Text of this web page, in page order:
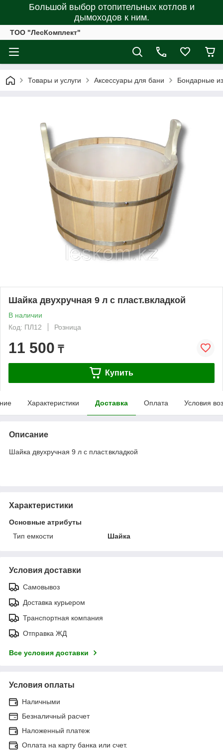
Большой выбор отопительных котлов и
дымоходов к ним.
ТОО "ЛесКомплект"
Товары и услуги Аксессуары для бани Бондарные
Шайка двухручная 9 л с пласт.вкладкой
В наличии
Код: ПЛ12
Розница
11 500 ₸
Купить
Характеристики Доставка Оплата Условия
Описание
Шайка двухручная 9 л с пласт.вкладкой
Характеристики
Основные атрибуты
Тип емкости
Шайка
Условия доставки
Самовывоз
Доставка курьером
Транспортная компания
Отправка ЖД
Все условия доставки
Условия оплаты
Наличными
Безналичный расчет
Наложенный платеж
Оплата на карту банка или счет.